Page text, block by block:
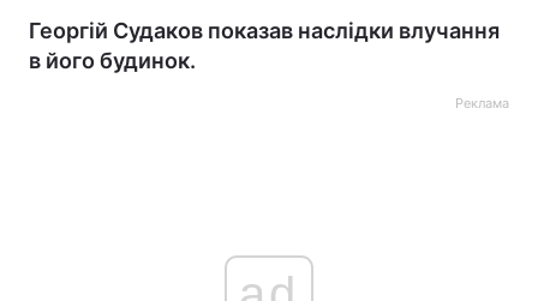
Георгій Судаков показав наслідки влучання
в його будинок.
Реклама